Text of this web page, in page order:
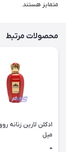
متمایز هستند.
محصولات مرتبط
میل
0